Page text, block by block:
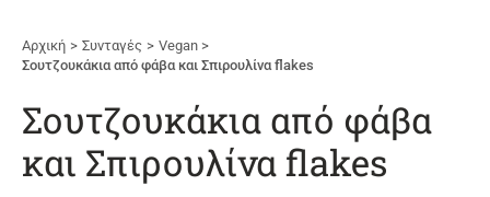
Αρχική Συνταγές
Vegan
Σουτζουκάκια από φάβα και Σπιρουλίνα flakes
Σουτζουκάκια από φάβα
και Σπιρουλίνα flakes